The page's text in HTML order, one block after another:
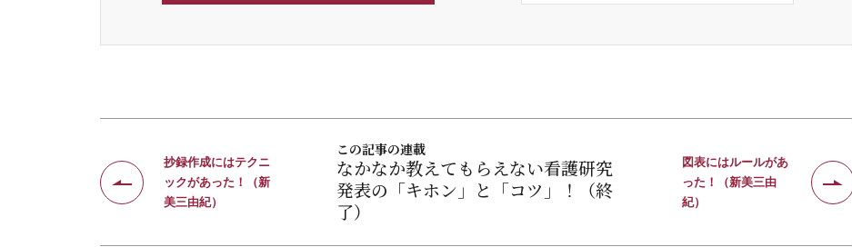
この記事の連載
なかなか教えてもらえない看護研究
発表の「キホン」と「コツ」！（終
了）
抄録作成にはテクニ
ックがあった！（新
美三由紀）
図表にはルールがあ
った！（新美三由
紀）